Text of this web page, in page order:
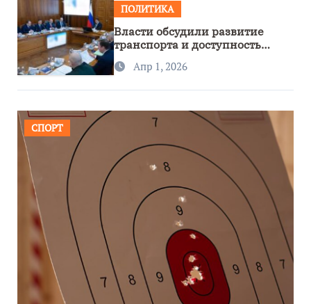
ПОЛИТИКА
Власти обсудили развитие
транспорта и доступность
региона
Апр 1, 2026
СПОРТ